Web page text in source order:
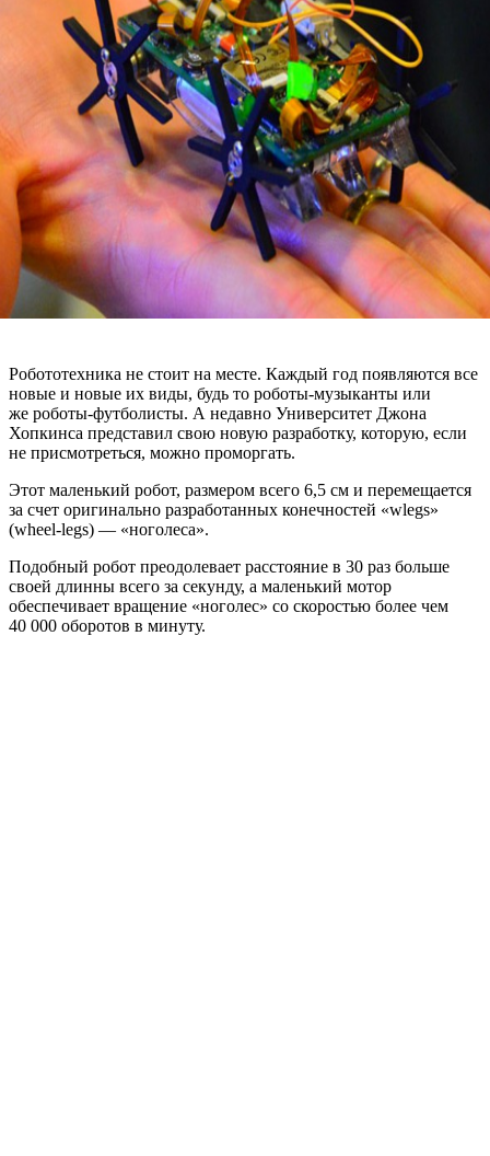
Робототехника не стоит на месте. Каждый год появляются все
новые и новые их виды, будь то роботы-музыканты или
же роботы-футболисты. А недавно Университет Джона
Хопкинса представил свою новую разработку, которую, если
не присмотреться, можно проморгать.
Этот маленький робот, размером всего 6,5 см и перемещается
за счет оригинально разработанных конечностей «wlegs»
(wheel-legs) — «ноголеса».
Подобный робот преодолевает расстояние в 30 раз больше
своей длинны всего за секунду, а маленький мотор
обеспечивает вращение «ноголес» со скоростью более чем
40 000 оборотов в минуту.